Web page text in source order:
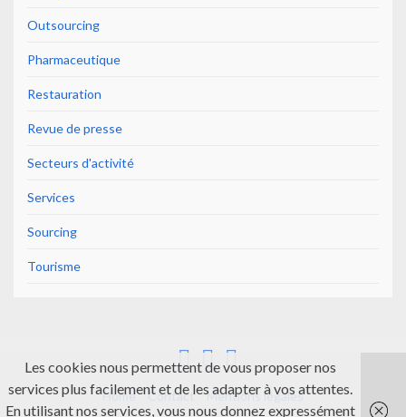
Outsourcing
Pharmaceutique
Restauration
Revue de presse
Secteurs d'activité
Services
Sourcing
Tourisme
Home Contact Mentions légales
Les cookies nous permettent de vous proposer nos
services plus facilement et de les adapter à vos attentes.
En utilisant nos services, vous nous donnez expressément